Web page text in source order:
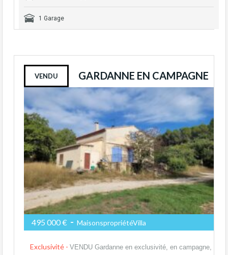
1 Garage
VENDU GARDANNE EN CAMPAGNE
495 000 € - MaisonspropriétéVilla
Exclusivité - VENDU Gardanne en exclusivité, en campagne,